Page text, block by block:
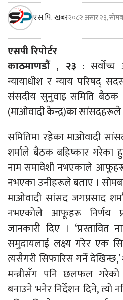
एस.पि. खबर२०८२ असार २३,
एसपी रिपोर्टर
काठमाणडौं , २३ :
न्यायाधीश र न्याय परिषद्
संसदीय सुनुवाइ समिति बैठक
(माओवादी केन्द्र)का
समितिमा रहेका माओवादी
शर्माले बैठक बहिष्कार गरेका
नाम समावेशी नभएकाले आफूहरू
नभएका उनीहरूले बताए ।
माओवादी सांसद जगप्रसाद
नभएकोले आफूहरू निर्णय
जानकारी दिए । ‘प्रस्तावित
समुदायलाई लक्ष्य गरेर एक
त्यसैगरी सिफारिस गर्ने
मन्त्रीसँग पनि छलफल गरेको
बनाउने भनेर निर्देशन दिने, त्यो